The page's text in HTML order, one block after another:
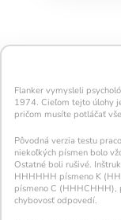
Každé splnené
neurónovej siete.
Keď dokončíte
žiarovka– symbol
Snažte sa udržať
Flanker vymysleli
1974. Cieľom tejto úlohy
pričom musíte potláčať
Pôvodná verzia testu
niekoľkých písmen bolo
Ostatné boli rušivé.
HHHHHH písmeno K
písmeno C (HHHCHHH),
chybovosť odpovedí.